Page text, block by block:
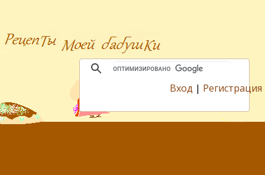
Вход | Регистрация